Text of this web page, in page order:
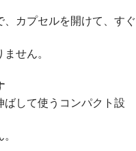
カプセルを開けて、すぐ
せん。
ばして使うコンパクト設